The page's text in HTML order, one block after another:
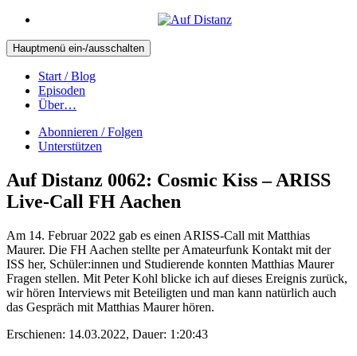
Hauptmenü ein-/ausschalten
Start / Blog
Episoden
Über…
Abonnieren / Folgen
Unterstützen
Auf Distanz 0062: Cosmic Kiss – ARISS
Live-Call FH Aachen
Am 14. Februar 2022 gab es einen ARISS-Call mit Matthias
Maurer. Die FH Aachen stellte per Amateurfunk Kontakt mit der
ISS her, Schüler:innen und Studierende konnten Matthias Maurer
Fragen stellen. Mit Peter Kohl blicke ich auf dieses Ereignis zurück,
wir hören Interviews mit Beteiligten und man kann natürlich auch
das Gespräch mit Matthias Maurer hören.
Erschienen: 14.03.2022, Dauer: 1:20:43